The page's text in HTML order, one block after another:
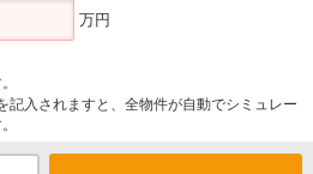
万円
記入されますと、全物件が自動でシミュレー